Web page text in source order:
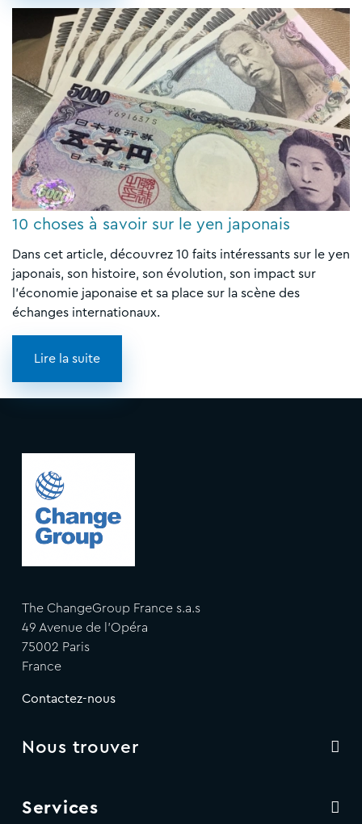
10 choses à savoir sur le yen japonais
Dans cet article, découvrez 10 faits intéressants sur le yen
japonais, son histoire, son évolution, son impact sur
l'économie japonaise et sa place sur la scène des
échanges internationaux.
Lire la suite
The ChangeGroup France s.a.s
49 Avenue de l'Opéra
75002 Paris
France
Contactez-nous
Nous trouver
Services